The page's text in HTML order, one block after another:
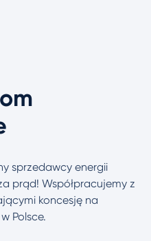
sprzedawcy energii
prąd! Współpracujemy z
koncesję na
Polsce.